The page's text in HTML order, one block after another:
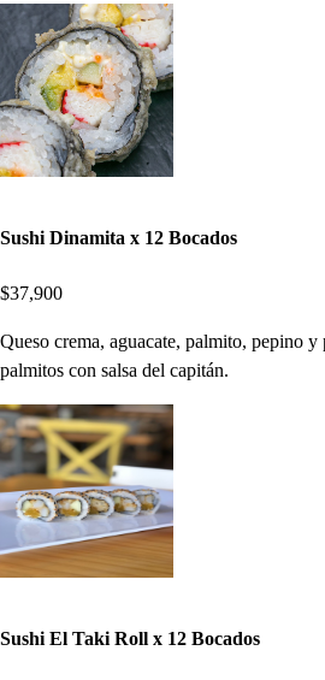
Sushi Dinamita x 12 Bocados
$37,900
Queso crema, aguacate, palmito, pepino
palmitos con salsa del capitán.
Sushi El Taki Roll x 12 Bocados